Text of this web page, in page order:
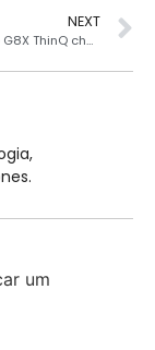
NEXT
Duas telas: LG G8X ThinQ chega ao Brasil
um